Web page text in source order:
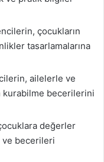
çocukların
tasarlamalarına
ailelerle ve
becerilerini
değerler
becerileri